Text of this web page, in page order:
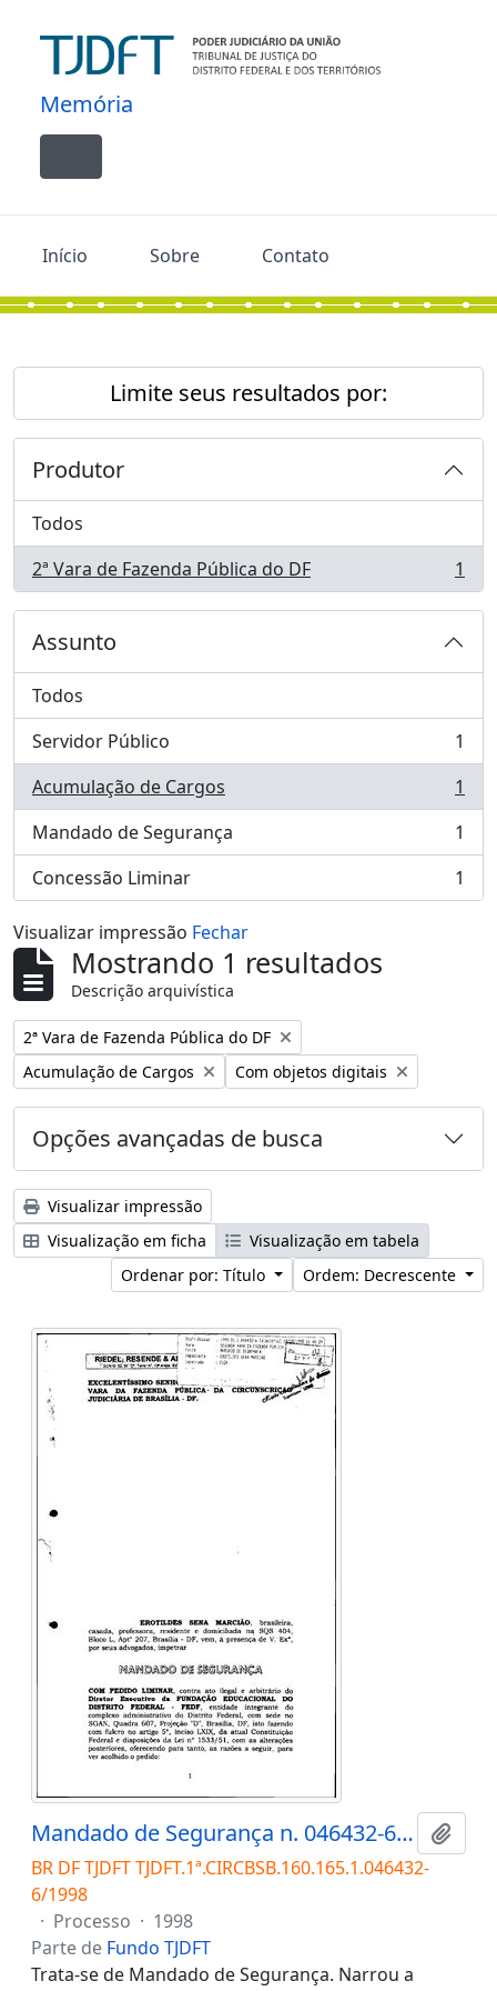
Memória
Toggle navigation
Início Sobre Contato
Limite seus resultados por:
Produtor
Todos
2ª Vara de Fazenda Pública do DF
, 1 resultados 1
Assunto
Todos
Servidor Público
, 1 resultados
1
Acumulação de Cargos
, 1 resultados
1
Mandado de Segurança
, 1 resultados
1
Concessão Liminar
, 1 resultados 1
Visualizar impressão Fechar
Mostrando 1 resultados
Descrição arquivística
Remover filtro:
2ª Vara de Fazenda Pública do DF
Remover filtro:
Acumulação de Cargos Remover filtro:
Com objetos digitais
Opções avançadas de busca
Visualizar impressão
Visualização em ficha
Visualização em tabela
Ordenar por: Título
Ordem: Decrescente
Mandado de Segurança n. 046432-6/1998
BR DF TJDFT TJDFT.1ª.CIRCBSB.160.165.1.046432-
6/1998
· Processo · 1998
Parte de Fundo TJDFT
Trata-se de Mandado de Segurança. Narrou a